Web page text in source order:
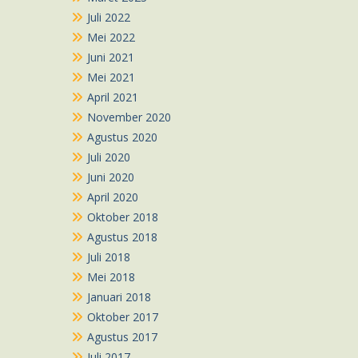
Juli 2022
Mei 2022
Juni 2021
Mei 2021
April 2021
November 2020
Agustus 2020
Juli 2020
Juni 2020
April 2020
Oktober 2018
Agustus 2018
Juli 2018
Mei 2018
Januari 2018
Oktober 2017
Agustus 2017